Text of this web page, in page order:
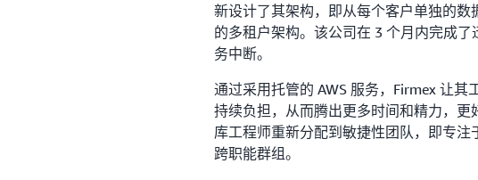
新设计了其架构，即从每个客户单独的数
的多租户架构。该公司在 3 个月内完成
务中断。
通过采用托管的 AWS 服务，Firmex 让其
持续负担，从而腾出更多时间和精力，
库工程师重新分配到敏捷性团队，即专
跨职能群组。